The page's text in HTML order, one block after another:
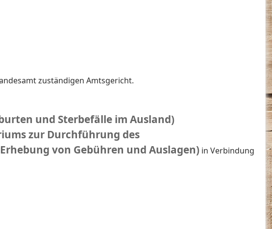
zuständigen Amtsgericht.
und Sterbefälle im Ausland)
zur Durchführung des
von Gebühren und Auslagen) in Verbindung